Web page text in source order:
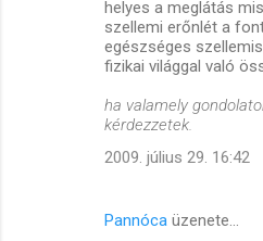
helyes a meglátás
szellemi erőnlét a
egészséges
fizikai világgal való
ha valamely
kérdezzetek.
2009. július 29. 16:42
Pannóca üzenete…